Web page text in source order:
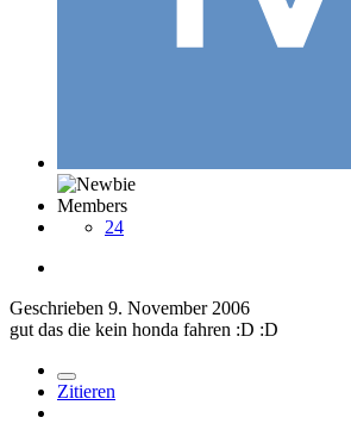
Members
24
Geschrieben 9. November 2006
gut das die kein honda fahren :D :D
Zitieren